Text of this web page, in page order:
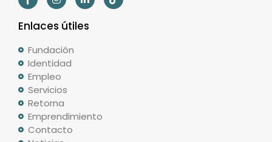
Enlaces útiles
Fundación
Identidad
Empleo
Servicios
Retorna
Emprendimiento
Contacto